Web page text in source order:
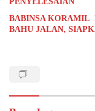
BABINSA KORAMIL
BAHU JALAN,